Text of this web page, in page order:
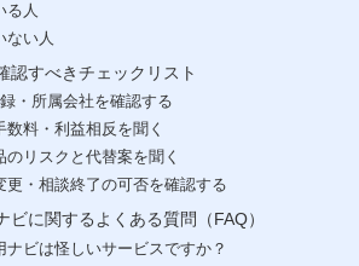
る人
ない人
認すべきチェックリスト
録・所属会社を確認する
数料・利益相反を聞く
のリスクと代替案を聞く
更・相談終了の可否を確認する
ビに関するよくある質問（FAQ）
ナビは怪しいサービスですか？